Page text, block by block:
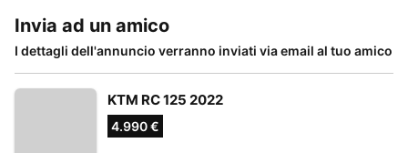
Invia ad un amico
I dettagli dell'annuncio verranno inviati via email al tuo amico
KTM RC 125 2022
4.990 €